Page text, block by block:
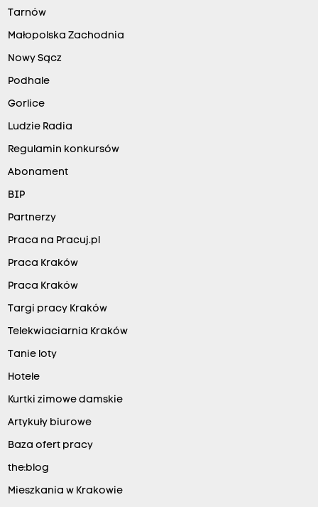
Tarnów
Małopolska Zachodnia
Nowy Sącz
Podhale
Gorlice
Ludzie Radia
Regulamin konkursów
Abonament
BIP
Partnerzy
Praca na Pracuj.pl
Praca Kraków
Praca Kraków
Targi pracy Kraków
Telekwiaciarnia Kraków
Tanie loty
Hotele
Kurtki zimowe damskie
Artykuły biurowe
Baza ofert pracy
the:blog
Mieszkania w Krakowie